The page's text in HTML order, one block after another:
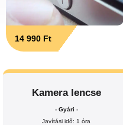
14 990 Ft
Kamera lencse
- Gyári -
Javítási idő: 1 óra